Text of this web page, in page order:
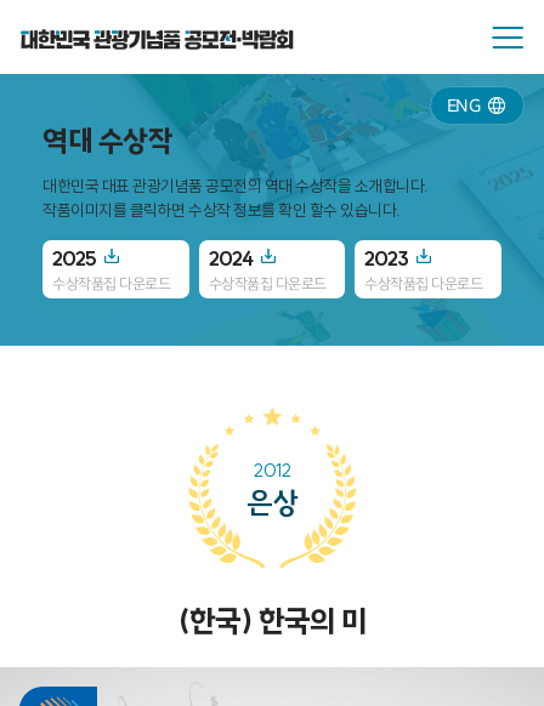
역대 수상작
대한민국 대표 관광기념품 공모전의 역대 수상작을 소개합니다.
작품이미지를 클릭하면 수상작 정보를 확인 할수 있습니다.
2025
수상작품집 다운로드
2024
수상작품집 다운로드
2023
수상작품집 다운로드
ENG
2012
은상
(한국) 한국의 미